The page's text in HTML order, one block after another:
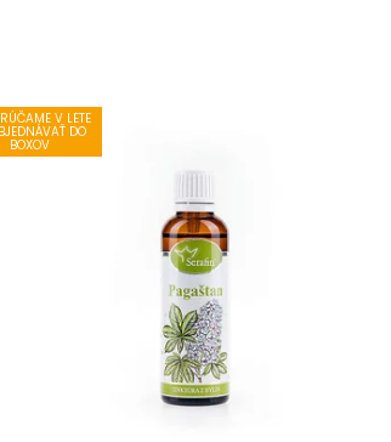
V LETE
DO
BOXOV